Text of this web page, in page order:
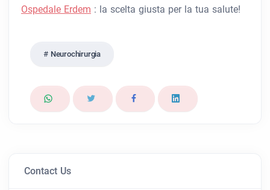
Ospedale Erdem : la scelta giusta per la tua salute!
Neurochirurgia
Contact Us